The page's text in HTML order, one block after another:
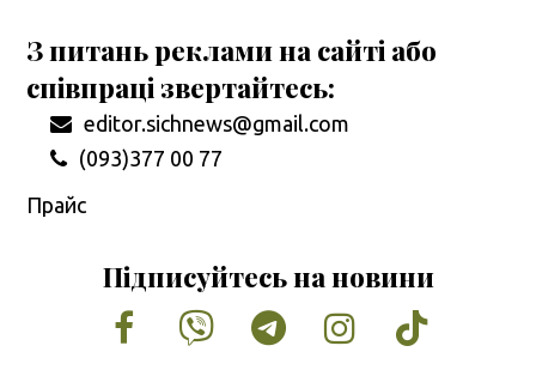
З питань реклами на сайті або
співпраці звертайтесь:
editor.sichnews@gmail.com
(093)377 00 77
Прайс
Підписуйтесь на новини
Facebook
VimeoTumblrInstagram
Tiktok